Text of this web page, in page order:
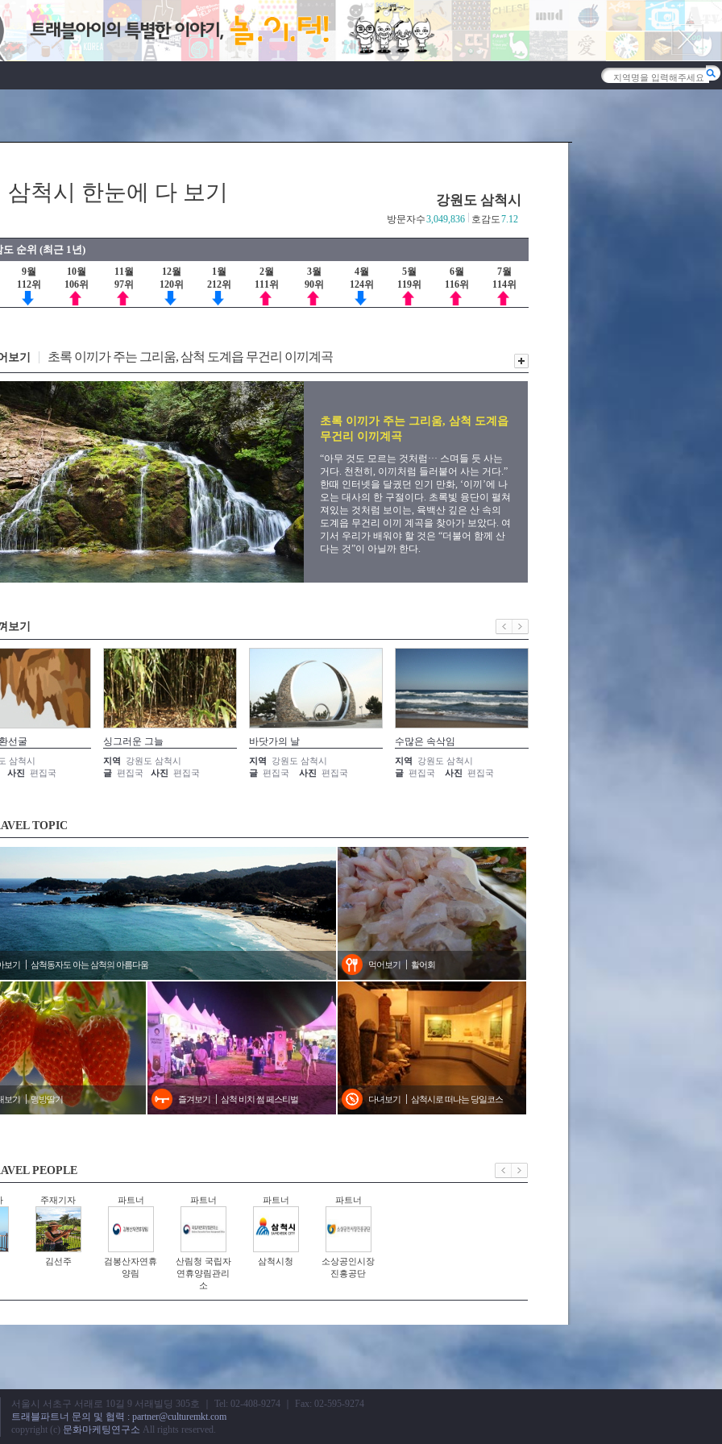
삼척시 한눈에 다 보기 강원도 삼척시
호감도7.12
방문자수3,049,836
순위 (최근 1년)
9월
112위
10월
106위
11월
97위
12월
120위
1월
212위
2월
111위
3월
90위
4월
124위
5월
119위
6월
116위
7월
114위
보기 초록 이끼가 주는 그리움, 삼척 도계읍 무건리 이끼계곡
초록 이끼가 주는 그리움, 삼척 도계읍
무건리 이끼계곡
“아무 것도 모르는 것처럼··· 스며들 듯 사는
거다. 천천히, 이끼처럼 들러붙어 사는 거다.”
한때 인터넷을 달궜던 인기 만화, ‘이끼’에 나
오는 대사의 한 구절이다. 초록빛 융단이 펼쳐
져있는 것처럼 보이는, 육백산 깊은 산 속의
도계읍 무건리 이끼 계곡을 찾아가 보았다. 여
기서 우리가 배워야 할 것은 “더불어 함께 산
다는 것”이 아닐까 한다.
보기
선굴
삼척시
사진 편집국
싱그러운 그늘
지역
강원도 삼척시
글 편집국 사진 편집국
바닷가의 날
지역
강원도 삼척시
글 편집국 사진 편집국
수많은 속삭임
지역
강원도 삼척시
글 편집국 사진 편집국
TOPIC
보기 맹방딸기 즐겨보기 삼척 비치 썸 페스티벌
먹어보기 활어회
다녀보기 삼척시로 떠나는 당일코스
보기 삼척동자도 아는 삼척의 아름다움
PEOPLE
주재기자
김선주
파트너
검봉산자연휴
양림
파트너
산림청 국립자
연휴양림관리
소
파트너
삼척시청
파트너
소상공인시장
진흥공단
서울시 서초구 서래로 10길 9 서래빌딩 305호 ｜ Tel: 02-408-9274 ｜ Fax: 02-595-9274
트래블파트너 문의 및 협력 : partner@culturemkt.com
copyright (c) 문화마케팅연구소 All rights reserved.